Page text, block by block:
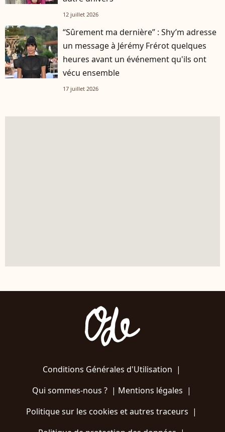
12 juillet 2026
“Sûrement ma dernière” : Shy’m adresse
un message à Jérémy Frérot quelques
heures avant un événement qu'ils ont
vécu ensemble
17 juillet 2026
Conditions Générales d'Utilisation |
Qui sommes-nous ?| Mentions légales |
Politique sur les cookies et autres traceurs |